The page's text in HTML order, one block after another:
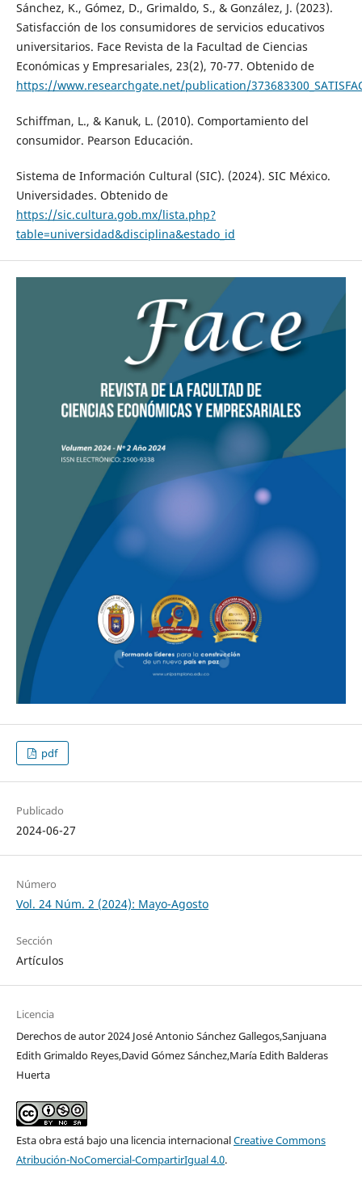
Sánchez, K., Gómez, D., Grimaldo, S., & González, J. (2023).
Satisfacción de los consumidores de servicios educativos
universitarios. Face Revista de la Facultad de Ciencias
Económicas y Empresariales, 23(2), 70-77. Obtenido de
https://www.researchgate.net/publication/
Schiffman, L., & Kanuk, L. (2010). Comportamiento del
consumidor. Pearson Educación.
Sistema de Información Cultural (SIC). (2024). SIC México.
Universidades. Obtenido de
https://sic.cultura.gob.mx/lista.php?
table=universidad&disciplina&estado_id
pdf
Publicado
2024-06-27
Número
Vol. 24 Núm. 2 (2024): Mayo-Agosto
Sección
Artículos
Licencia
Derechos de autor 2024 José Antonio Sánchez Gallegos,Sanjuana
Edith Grimaldo Reyes,David Gómez Sánchez,María Edith Balderas
Huerta
Esta obra está bajo una licencia internacionalCreative Commons
Atribución-NoComercial-CompartirIgual 4.0.